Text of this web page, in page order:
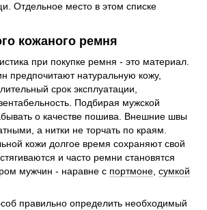
Отдельное место в этом списке
кожаного ремня
при покупке ремня - это материал.
предпочитают натуральную кожу,
срок эксплуатации,
Подбирая мужской
о качестве пошива. Внешние швы
а нитки не торчать по краям.
кожи долгое время сохраняют свой
и часто ремни становятся
мужчин - наравне с портмоне сумкой
правильно определить необходимый